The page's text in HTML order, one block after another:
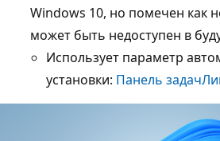
Windows 10, но помечен как
может быть недоступен в
Использует параметр
установки: Панель